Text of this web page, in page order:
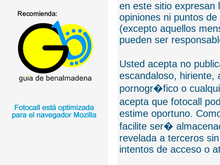
en este sitio expresan
opiniones ni puntos
(excepto aquellos
pueden ser
Usted acepta no
escandaloso, hiriente,
pornogr�fico o
acepta que fotocall
estime oportuno.
facilite ser�
revelada a terceros
intentos de acceso o